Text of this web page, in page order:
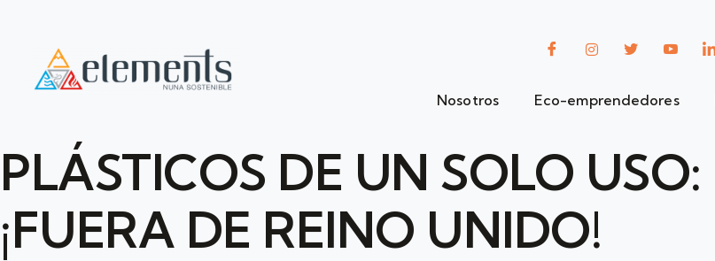
Nosotros Eco-emprendedores
PLÁSTICOS DE UN SOLO USO:
¡FUERA DE REINO UNIDO!